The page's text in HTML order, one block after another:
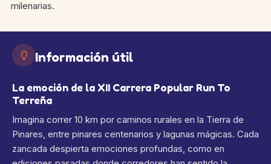
milenarias.
Información útil
La emoción de la XII Carrera Popular Run To
Terreña
Imagina correr 10 km por caminos rurales en la Tierra de
Pinares, entre pinares centenarios y lagunas mágicas. Cada
zancada despierta emociones profundas, como en